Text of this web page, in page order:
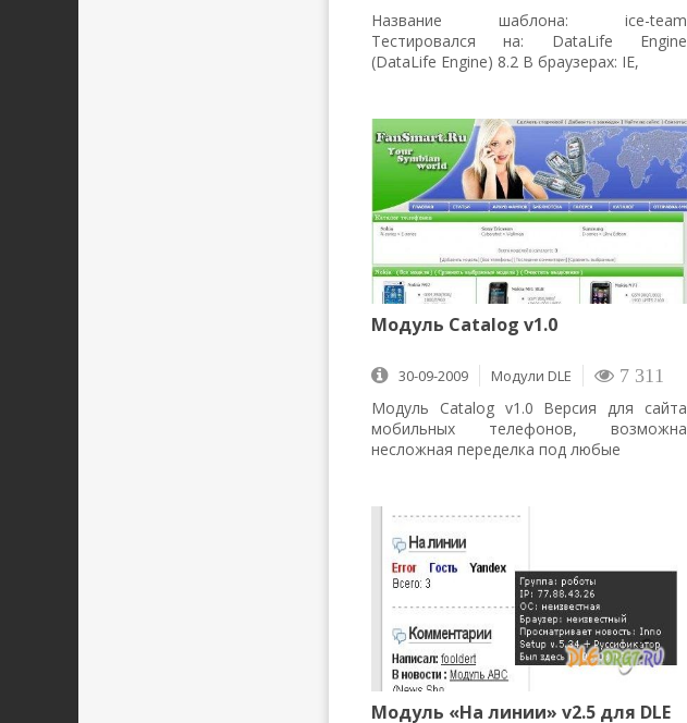
Название шаблона: ice-team
Тестировался на: DataLife Engine
(DataLife Engine) 8.2 В браузерах: IE,
Модуль Catalog v1.0
30-09-2009 Mодули DLE 7 311
Модуль Catalog v1.0 Версия для сайта
мобильных телефонов, возможна
несложная переделка под любые
Модуль «На линии» v2.5 для DLE